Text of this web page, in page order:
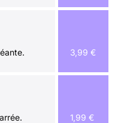
3,99 €
1,99 €